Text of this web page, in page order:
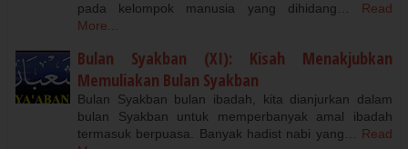
pada kelompok manusia yang dihidang…
Read
More...
Bulan Syakban (XI): Kisah Menakjubkan
Memuliakan Bulan Syakban
Bulan Syakban bulan ibadah, kita dianjurkan dalam
bulan Syakban untuk memperbanyak amal ibadah
termasuk berpuasa. Banyak hadist nabi yang…
Read